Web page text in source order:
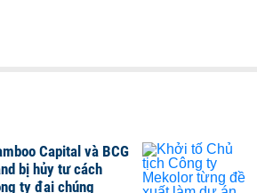
Capital và BCG
bị hủy tư cách
ty đại chúng